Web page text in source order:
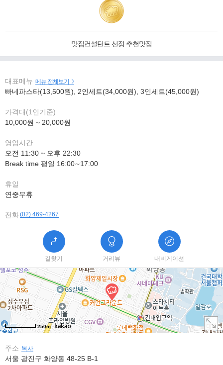
맛집컨설턴트 선정 추천맛집
대표메뉴 메뉴 전체보기
빠네파스타(13,500원), 2인세트(34,000원), 3인세트(45,000원)
가격대(1인기준)
10,000원 ~ 20,000원
영업시간
오전 11:30 ~ 오후 22:30
Break time 평일 16:00∼17:00
휴일
연중무휴
전화(02) 469-4267
길찾기 거리뷰 내비게이션
250m
주소 복사
서울 광진구 화양동 48-25 B-1